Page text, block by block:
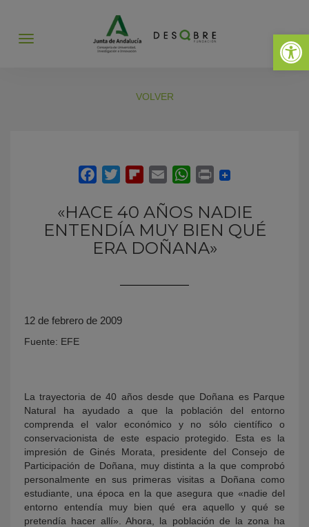
Abrir
Abrir
VOLVER
«HACE 40 AÑOS NADIE
ENTENDÍA MUY BIEN QUÉ
ERA DOÑANA»
12 de febrero de 2009
Fuente: EFE
La trayectoria de 40 años desde que Doñana es Parque
Natural ha ayudado a que la población del entorno
comprenda el valor económico y no sólo científico o
conservacionista de este espacio protegido. Esta es la
impresión de Ginés Morata, presidente del Consejo de
Participación de Doñana, muy distinta a la que comprobó
personalmente en sus primeras visitas a Doñana como
estudiante, una época en la que asegura que «nadie del
entorno entendía muy bien qué era aquello y qué se
pretendía hacer allí». Ahora, la población de la zona ha